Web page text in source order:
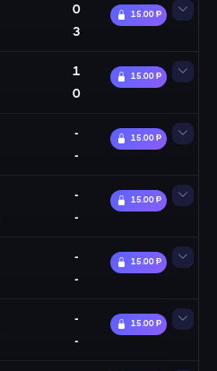
0
3
15.00 Ᵽ
1
0
15.00 Ᵽ
-
-
15.00 Ᵽ
-
-
15.00 Ᵽ
-
-
15.00 Ᵽ
-
-
15.00 Ᵽ